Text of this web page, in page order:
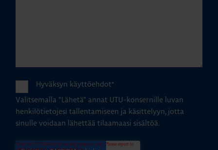
Hyväksyn käyttöehdot*
Valitsemalla "Lähetä" annat UTU-konsernille luvan
henkilötietojesi tallentamiseen ja käsittelyyn, jotta
sinulle voidaan lähettää tilaamaasi sisältöä.